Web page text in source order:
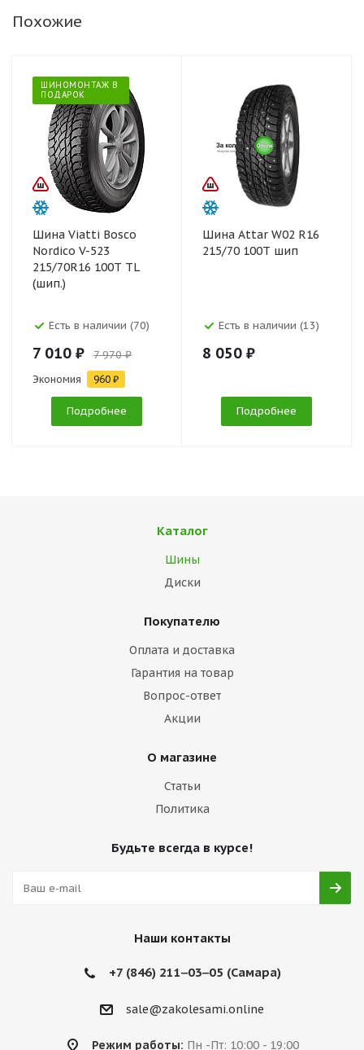
Похожие
ШИНОМОНТАЖ В
ПОДАРОК
Шина Viatti Bosco
Nordico V-523
215/70R16 100T TL
(шип.)
Есть в наличии (70)
7 010 ₽ 7 970 ₽
Экономия 960 ₽
Подробнее
Шина Attar W02 R16
215/70 100Т шип
Есть в наличии (13)
8 050 ₽
Подробнее
Каталог
Шины
Диски
Покупателю
Оплата и доставка
Гарантия на товар
Вопрос-ответ
Акции
О магазине
Статьи
Политика
Будьте всегда в курсе!
Наши контакты
+7 (846) 211‒03‒05 (Самара)
sale@zakolesami.online
Режим работы: Пн -Пт: 10:00 - 19:00